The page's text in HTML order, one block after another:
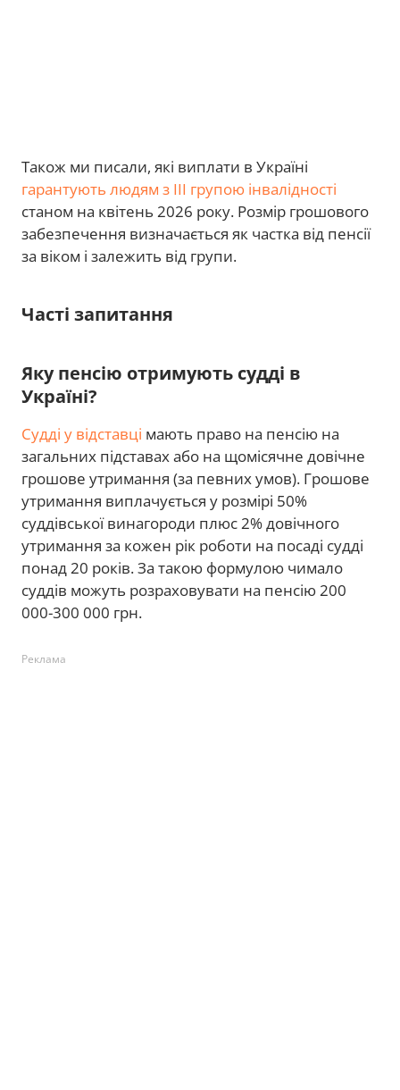
Також ми писали, які виплати в Україні
гарантують людям з ІІІ групою інвалідності
станом на квітень 2026 року. Розмір грошового
забезпечення визначається як частка від пенсії
за віком і залежить від групи.
Часті запитання
Яку пенсію отримують судді в
Україні?
Судді у відставці мають право на пенсію на
загальних підставах або на щомісячне довічне
грошове утримання (за певних умов). Грошове
утримання виплачується у розмірі 50%
суддівської винагороди плюс 2% довічного
утримання за кожен рік роботи на посаді судді
понад 20 років. За такою формулою чимало
суддів можуть розраховувати на пенсію 200
000-300 000 грн.
Реклама